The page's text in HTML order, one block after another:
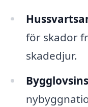
för skador
skadedjur.